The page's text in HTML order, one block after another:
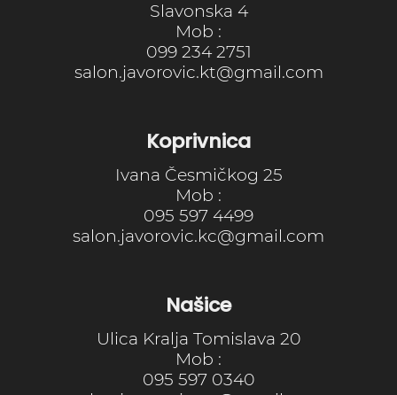
Slavonska 4
Mob :
099 234 2751
salon.javorovic.kt@gmail.com
Koprivnica
Ivana Česmičkog 25
Mob :
095 597 4499
salon.javorovic.kc@gmail.com
Našice
Ulica Kralja Tomislava 20
Mob :
095 597 0340